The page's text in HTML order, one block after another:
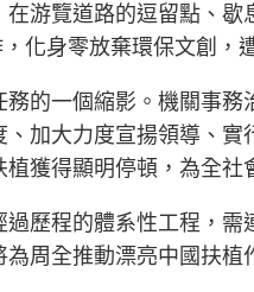
游覽道路的逗留點、
化身零放棄環保文創
的一個縮影。機關事
加大力度宣揚領導、
獲得顯明停頓，為全社
歷程的體系性工程，
周全推動漂亮中國扶植